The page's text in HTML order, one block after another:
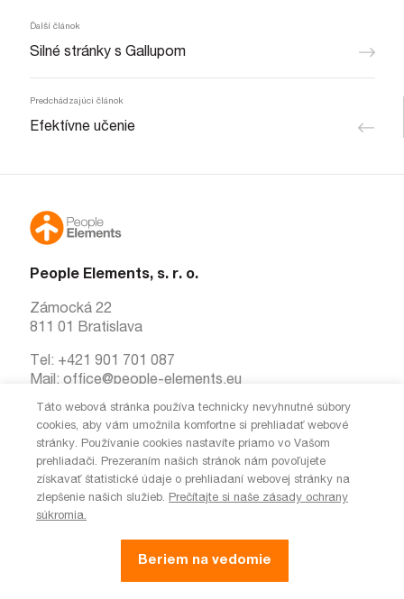
Post navigation
Predchádzajúci článok
Efektívne učenie
Ďalší článok
Silné stránky s Gallupom
People Elements, s. r. o.
Zámocká 22
811 01 Bratislava
Tel: +421 901 701 087
Mail: office@people-elements.eu
© People Elements, Všetky práva
|
Web na mieru
Táto webová stránka používa technicky nevyhnutné súbory
cookies, aby vám umožnila komfortne si prehliadať webové
stránky. Používanie cookies nastavíte priamo vo Vašom
prehliadači. Prezeraním našich stránok nám povoľujete
získavať štatistické údaje o prehliadaní webovej stránky na
zlepšenie našich služieb. Prečítajte si naše zásady ochrany
súkromia.
Beriem na vedomie